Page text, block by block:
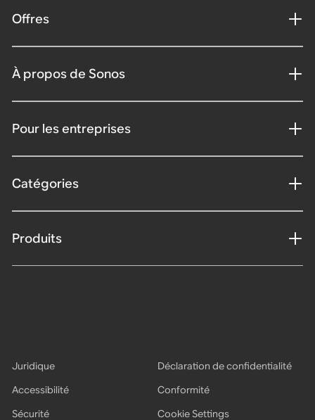
Offres
À propos de Sonos
Pour les entreprises
Catégories
Produits
Juridique
Déclaration de confidentialité
Accessibilité
Conformité
Sécurité
Cookie Settings